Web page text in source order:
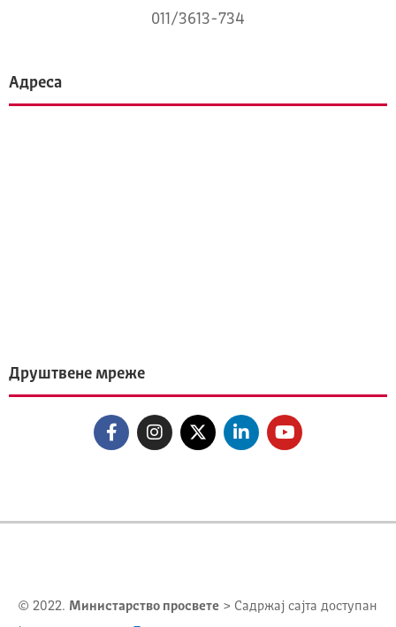
011/3613-734
Адреса
Друштвене мреже
© 2022. Министарство просвете > Садржај сајта доступан